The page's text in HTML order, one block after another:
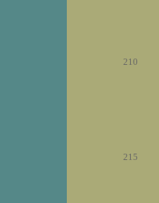
210
215